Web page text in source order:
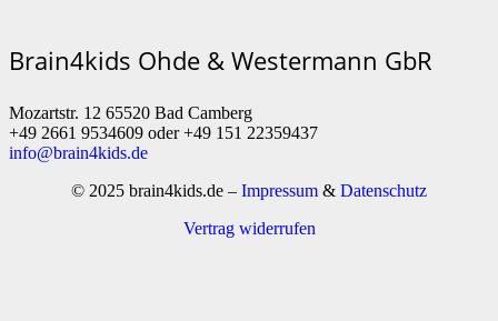
Brain4kids Ohde & Westermann GbR
Mozartstr. 12 65520 Bad Camberg
+49 2661 9534609 oder +49 151 22359437
info@brain4kids.de
© 2025 brain4kids.de – Impressum & Datenschutz
Vertrag widerrufen